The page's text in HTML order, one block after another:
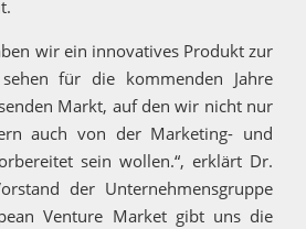
wir ein innovatives Produkt zur
für die kommenden Jahre
Markt, auf den wir nicht nur
auch von der Marketing- und
sein wollen.“, erklärt Dr.
der Unternehmensgruppe
Venture Market gibt uns die